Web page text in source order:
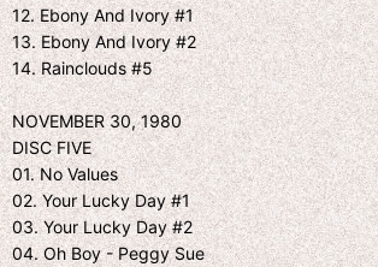
12. Ebony And Ivory #1
13. Ebony And Ivory #2
14. Rainclouds #5
NOVEMBER 30, 1980
DISC FIVE
01. No Values
02. Your Lucky Day #1
03. Your Lucky Day #2
04. Oh Boy - Peggy Sue